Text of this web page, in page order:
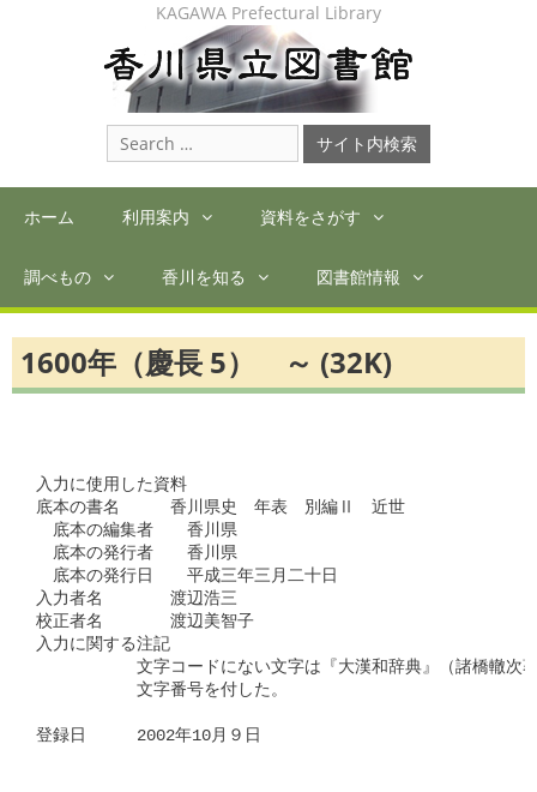
KAGAWA Prefectural Library
Search
for:
ホーム 利用案内 資料をさがす
調べもの 香川を知る 図書館情報
1600年（慶長 5） ～ (32K)
入力に使用した資料
底本の書名　　　香川県史　年表　別編Ⅱ　近世
底本の編集者　　香川県
底本の発行者　　香川県
底本の発行日　　平成三年三月二十日
入力者名　　　　渡辺浩三
校正者名　　　　渡辺美智子
入力に関する注記
文字コードにない文字は『大漢和辞典』（諸橋轍次著
文字番号を付した。
登録日　　　2002年10月９日